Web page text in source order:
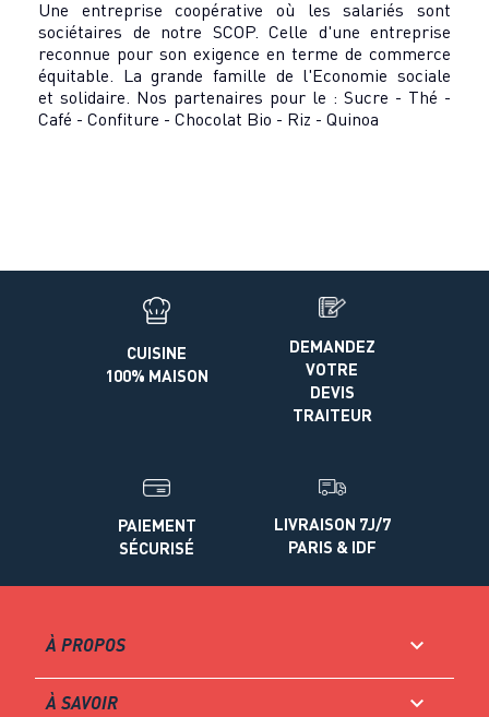
Une entreprise coopérative où les salariés sont
sociétaires de notre SCOP. Celle d'une entreprise
reconnue pour son exigence en terme de commerce
équitable. La grande famille de l'Economie sociale
et solidaire. Nos partenaires pour le : Sucre - Thé -
Café - Confiture - Chocolat Bio - Riz - Quinoa
CUISINE
100% MAISON
DEMANDEZ
VOTRE
DEVIS
TRAITEUR
PAIEMENT
SÉCURISÉ
LIVRAISON 7J/7
PARIS & IDF
À PROPOS 
À SAVOIR 